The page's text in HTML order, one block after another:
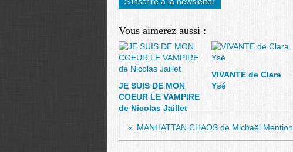
Vous aimerez aussi :
JE SUIS DE MON
COEUR LE VAMPIRE
de Nicolas Jaillet
VIVANTE de Clara
Ysé
MANHATTAN CHAOS de Michaël Mention